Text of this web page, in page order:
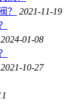
？ 2021-11-19
2024-01-08
2021-10-27